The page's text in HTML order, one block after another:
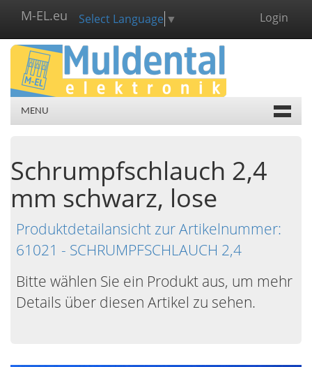
M-EL.eu Select Language ▼ Login
MENU
Schrumpfschlauch 2,4
mm schwarz, lose
Produktdetailansicht zur Artikelnummer:
61021 - SCHRUMPFSCHLAUCH 2,4
Bitte wählen Sie ein Produkt aus, um mehr
Details über diesen Artikel zu sehen.